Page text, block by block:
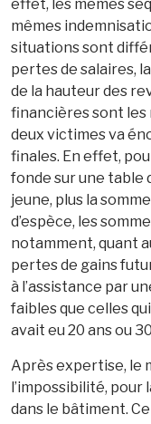
effet, les mêmes
mêmes
situations sont
pertes de salaires,
de la hauteur des
financières sont les
deux victimes va
finales. En effet,
fonde sur une table
jeune, plus la
d’espèce, les
notamment, quant
pertes de gains
à l’assistance par
faibles que celles
avait eu 20 ans ou
Après expertise, le
l’impossibilité,
dans le bâtiment.